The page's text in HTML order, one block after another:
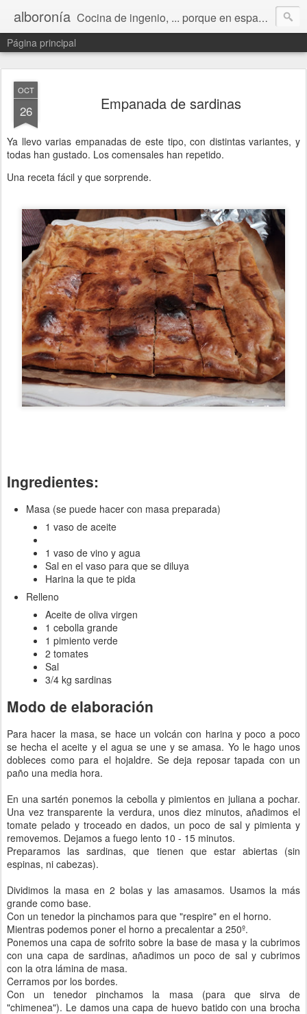
alboronía Cocina de ingenio, ... porque en español ingeniero viene de ingenio.
Página principal
OCT
26 Empanada de sardinas
Ya llevo varias empanadas de este tipo, con distintas variantes, y
todas han gustado. Los comensales han repetido.
Una receta fácil y que sorprende.
Ingredientes:
Masa (se puede hacer con masa preparada)
1 vaso de aceite
1 vaso de vino y agua
Sal en el vaso para que se diluya
Harina la que te pida
Relleno
Aceite de oliva virgen
1 cebolla grande
1 pimiento verde
2 tomates
Sal
3/4 kg sardinas
Modo de elaboración
Para hacer la masa, se hace un volcán con harina y poco a poco
se hecha el aceite y el agua se une y se amasa. Yo le hago unos
dobleces como para el hojaldre. Se deja reposar tapada con un
paño una media hora.
En una sartén ponemos la cebolla y pimientos en juliana a pochar.
Una vez transparente la verdura, unos diez minutos, añadimos el
tomate pelado y troceado en dados, un poco de sal y pimienta y
removemos. Dejamos a fuego lento 10 - 15 minutos.
Preparamos las sardinas, que tienen que estar abiertas (sin
espinas, ni cabezas).
Dividimos la masa en 2 bolas y las amasamos. Usamos la más
grande como base.
Con un tenedor la pinchamos para que "respire" en el horno.
Mientras podemos poner el horno a precalentar a 250º.
Ponemos una capa de sofrito sobre la base de masa y la cubrimos
con una capa de sardinas, añadimos un poco de sal y cubrimos
con la otra lámina de masa.
Cerramos por los bordes.
Con un tenedor pinchamos la masa (para que sirva de
"chimenea"). Le damos una capa de huevo batido con una brocha